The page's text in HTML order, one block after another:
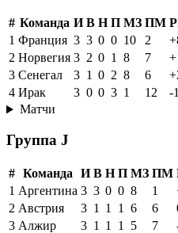
# Команда И В Н П МЗ ПМ
1 Франция 3 3 0 0 10 2
2 Норвегия 3 2 0 1 8 7
3 Сенегал 3 1 0 2 8 6
4 Ирак 3 0 0 3 1 12 -
Матчи
Группа J
# Команда И В Н П МЗ ПМ
1 Аргентина 3 3 0 0 8 1
2 Австрия 3 1 1 1 6 6
3 Алжир 3 1 1 1 5 7